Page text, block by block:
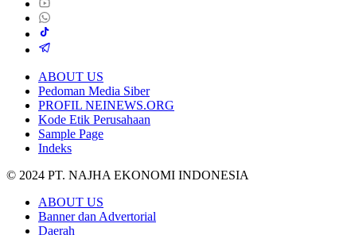
ABOUT US
Pedoman Media Siber
PROFIL NEINEWS.ORG
Kode Etik Perusahaan
Sample Page
Indeks
© 2024 PT. NAJHA EKONOMI INDONESIA
ABOUT US
Banner dan Advertorial
Daerah